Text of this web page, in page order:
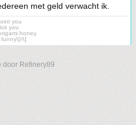
met geld verwacht ik.
you
you
honey
i\]
door Refinery89